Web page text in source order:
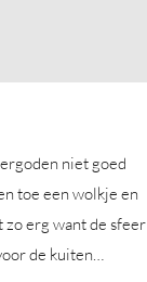
niet goed
toe een wolkje en
zo erg want de sfeer
de kuiten…